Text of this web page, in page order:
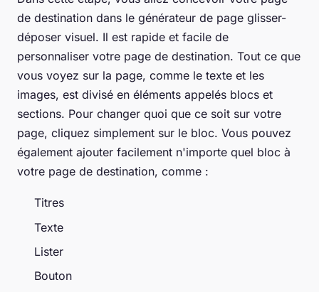
de destination dans le générateur de page glisser-
déposer visuel. Il est rapide et facile de
personnaliser votre page de destination. Tout ce que
vous voyez sur la page, comme le texte et les
images, est divisé en éléments appelés blocs et
sections. Pour changer quoi que ce soit sur votre
page, cliquez simplement sur le bloc. Vous pouvez
également ajouter facilement n'importe quel bloc à
votre page de destination, comme :
Titres
Texte
Lister
Bouton